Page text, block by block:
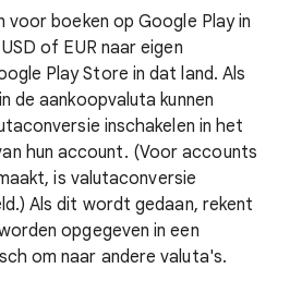
voor boeken op Google Play in
of EUR naar eigen
Play Store in dat land. Als
de aankoopvaluta kunnen
inschakelen in het
hun account. (Voor accounts
is valutaconversie
Als dit wordt gedaan, rekent
opgegeven in een
om naar andere valuta's.